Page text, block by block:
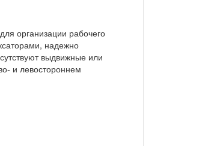
организации рабочего
надежно
выдвижные или
и левостороннем